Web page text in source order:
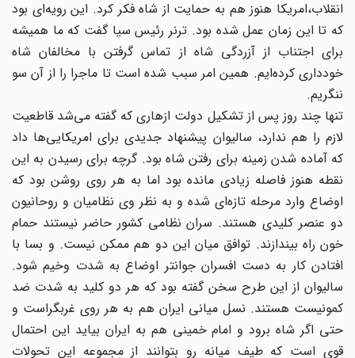
انقلاب،‌امریکا هنوز هم به حمایت از شاه فکر کرد. این رویه‌ای بود
که تا این زمان عمل شده بود. ترنر رئیس سیا گفت که ما همیشه
برای اجتناب از آزردگی شاه از تماس گرفتن با مخالفان شاه
خودداری کرده‌ایم. همین امر سبب شده است تا ماجرا را از آن سو
ننگریم.
تنها چند روز پس از تشکیل دولت ازهاری که گفته می‌شد قاطعیت
لازم را هم ندارد، سالیوان پیشنهاد جدیدی برای امریکایی‌ها داد
که آماده شدن زمینه برای رفتن شاه بود. گرچه برای رسیدن به این
نقطه هنوز فاصله زیادی مانده بود اما به هر روی روشن بود که
اوضاع وارد مرحله تازه‌ای شده و به نظر وی نظامیان و روحانیون
دو عنصر کلیدی هستند. سران نظامی کشور حاضر نیستند حمام
خون راه بیندازند. توافق میان این دو هم ممکن نیست. و بسا با
افتادن کار به دست افسران جوانتر اوضاع به شدت وخیم ‌شود.
سالیوان از این طرح سخن گفته بود که هر دو کلید به شدت ضد
کمونیست هستند. نسل میانی ایران هم به هر روی غربگراست و
حتی اگر شاه برود و امام خمینی هم به ایران بیاید این احتمال
قوی است که طیف میانه رو بتوانند از مجموعه این تحولات